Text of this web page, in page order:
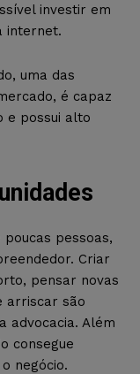
investir em
internet.
uma das
é capaz
e possui alto
pessoas,
Criar
pensar novas
arriscar são
advocacia. Além
consegue
negócio.